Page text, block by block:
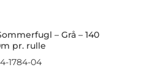
– Grå – 140
pr. rulle
1784-04